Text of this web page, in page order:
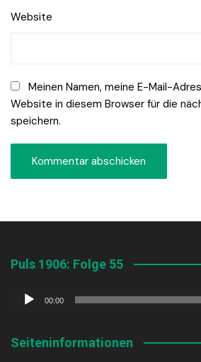
Website
Meinen Namen, meine E-Mail-
Website in diesem Browser für die
speichern.
Puls 1906: Folge 55
Audio-
00:00
Seiteninformationen